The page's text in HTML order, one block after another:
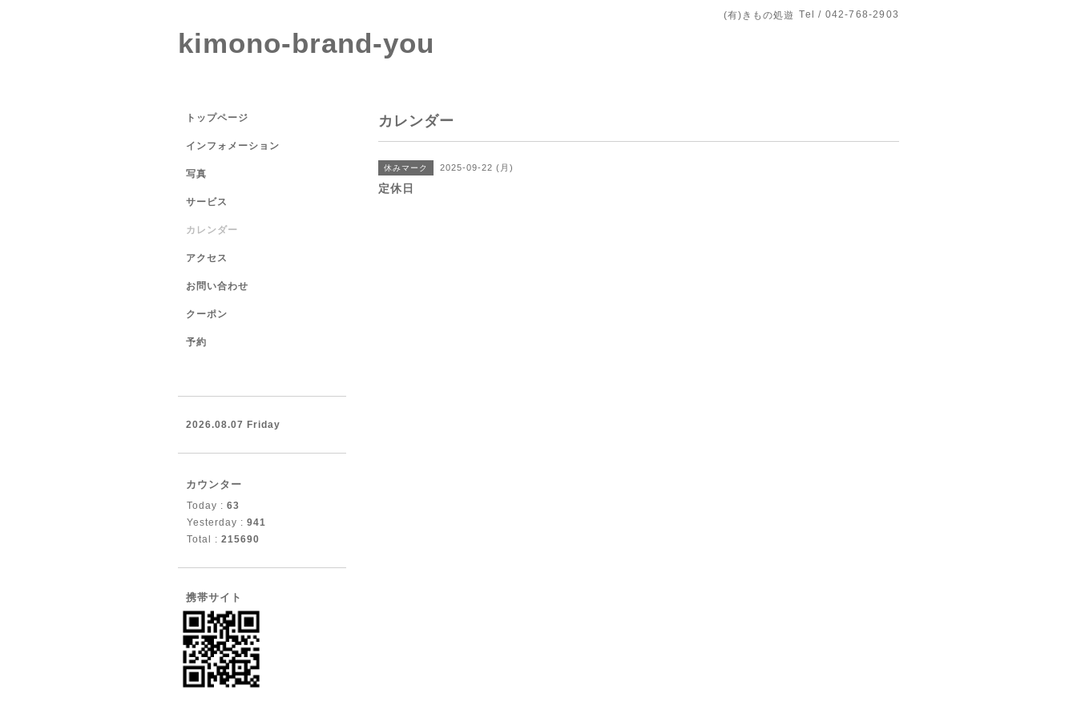
(有)きもの処遊 Tel / 042-768-2903
kimono-brand-you
カレンダー
休みマーク 2025-09-22 (月)
定休日
トップページ
インフォメーション
写真
サービス
カレンダー
アクセス
お問い合わせ
クーポン
予約
2026.08.07 Friday
カウンター
Today : 63
Yesterday : 941
Total : 215690
携帯サイト